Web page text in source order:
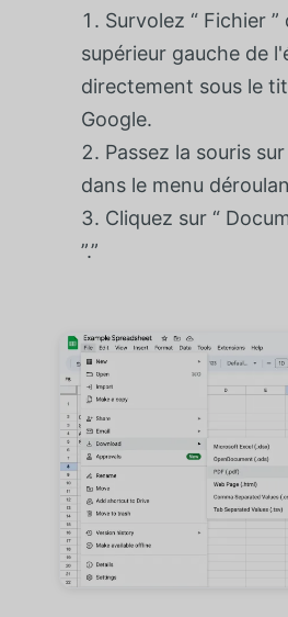
Survolez “ Fichier ”
supérieur gauche de
directement sous le
Google.
Passez la souris
dans le menu
Cliquez sur “
”.”